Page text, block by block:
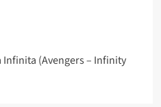
Infinita (Avengers – Infinity